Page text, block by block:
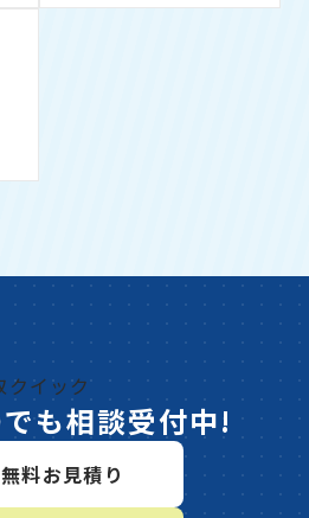
も相談受付中!
無料お見積り